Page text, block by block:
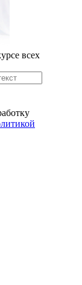
всех